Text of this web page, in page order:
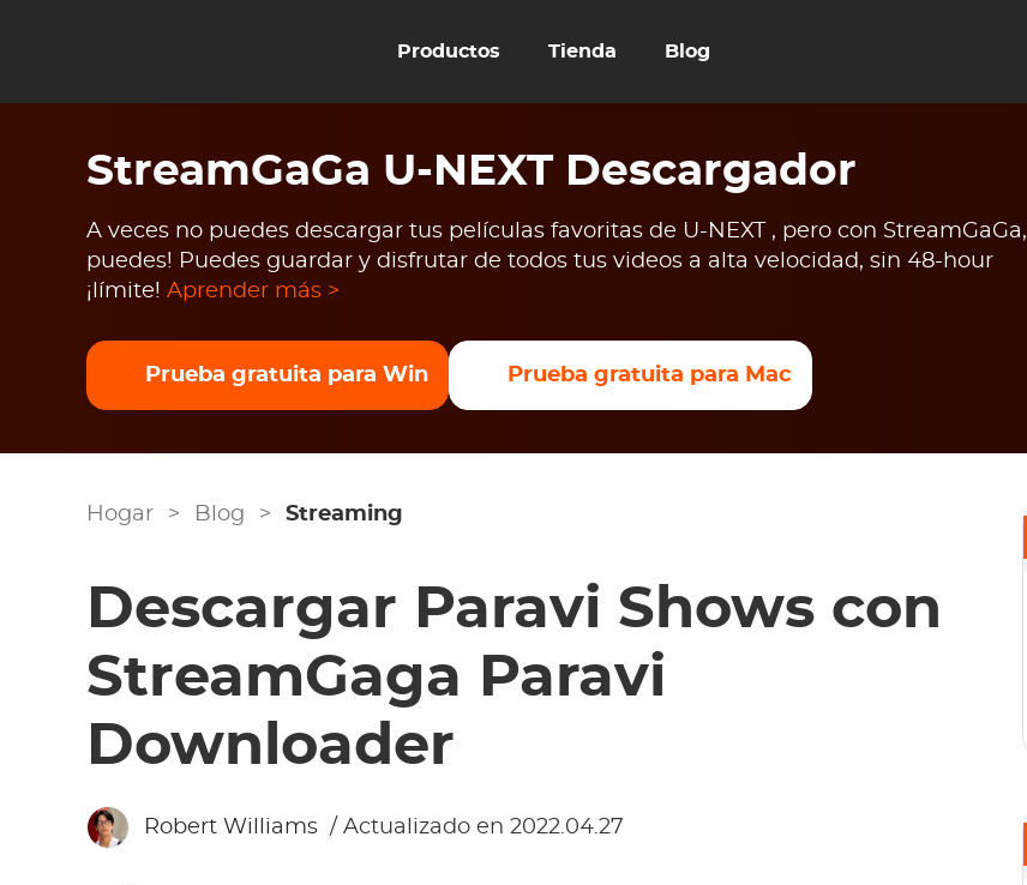
Productos Tienda Blog
StreamGaGa U-NEXT Descargador
A veces no puedes descargar tus películas favoritas de U-NEXT , pero con StreamGaGa,
puedes! Puedes guardar y disfrutar de todos tus videos a alta velocidad, sin 48-hour
¡límite! Aprender más >
Prueba gratuita para Win Prueba gratuita para Mac
Hogar > Blog > Streaming
Descargar Paravi Shows con
StreamGaga Paravi
Downloader
Robert Williams / Actualizado en 2022.04.27